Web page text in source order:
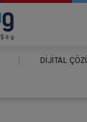
DIJITAL